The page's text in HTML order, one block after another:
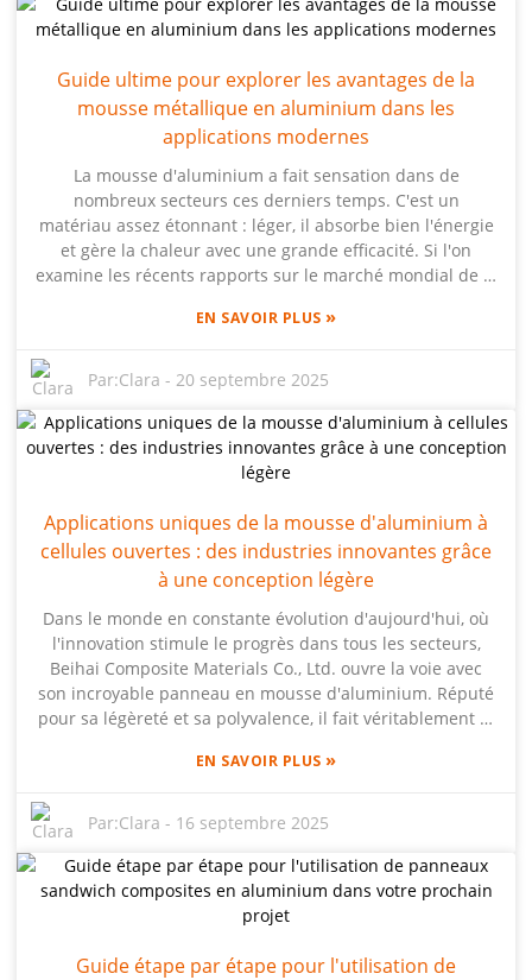
d'aluminium, peut améliorer la durabilité et la
performance globale des structures métalliques. Dans
lesquelles l'isolation en mousse à cellules fermées est
une solution révolutionnaire pour les bâtiments
métalliques. Nous examinerons également comment elle
contribue à maintenir les performances optimales de ces
structures. En mettant en lumière les spécificités de ce
type d'isolation et ses applications, j'espère apporter aux
architectes, aux constructeurs et aux propriétaires
immobiliers des informations précieuses pour les aider à
choisir des matériaux plus intelligents et innovants pour
Guide ultime pour explorer les avantages de la
mousse métallique en aluminium dans les
applications modernes
La mousse d'aluminium a fait sensation dans de
nombreux secteurs ces derniers temps. C'est un
matériau assez étonnant : léger, il absorbe bien l'énergie
et gère la chaleur avec une grande efficacité. Si l'on
examine les récents rapports sur le marché mondial de la
exploser. De nombreuses applications se multiplient, de
Des entreprises comme Beihai Composite Materials Co.,
Ltd. sont à l'avant-garde avec leurs panneaux de mousse
d'aluminium. Elles maîtrisent une technologie exclusive
pour la fabrication de mousse d'aluminium, ce qui non
seulement renforce la solidité des structures, mais
réduction du poids et amélioration de l'efficacité
énergétique dans de nombreux usages modernes. Alors
que les industries cherchent à améliorer leurs
performances tout en préservant l'environnement,
comprendre le potentiel de la mousse d'aluminium est
plus important que jamais pour façonner l'avenir.
EN SAVOIR PLUS »
Par:Clara -20 septembre 2025
Applications uniques de la mousse d'aluminium à
cellules ouvertes : des industries innovantes grâce
à une conception légère
Dans le monde en constante évolution d'aujourd'hui, où
l'innovation stimule le progrès dans tous les secteurs,
Beihai Composite Materials Co., Ltd. ouvre la voie avec
son incroyable panneau en mousse d'aluminium. Réputé
pour sa légèreté et sa polyvalence, il fait véritablement la
révolutionne des secteurs comme la conception
Parce qu'il est plus important que jamais de réduire le
poids sans compromettre la résistance. Beihai utilise une
technologie exclusive innovante pour la production et
l'application de la mousse d'aluminium, qui non
seulement améliore les performances des produits, mais
durables et écologiques. En examinant de plus près
EN SAVOIR PLUS »
Par:Clara - 16 septembre 2025
Guide étape par étape pour l'utilisation de